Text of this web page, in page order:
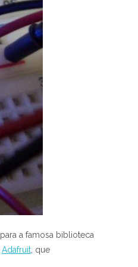
a famosa biblioteca
Adafruit , que